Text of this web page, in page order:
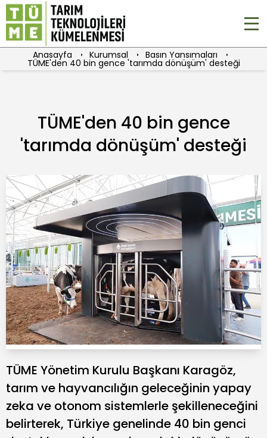
Anasayfa Kurumsal Basın Yansımaları
TÜME'den 40 bin gence 'tarımda dönüşüm' desteği
TÜME'den 40 bin gence
'tarımda dönüşüm' desteği
TÜME Yönetim Kurulu Başkanı Karagöz,
tarım ve hayvancılığın geleceğinin yapay
zeka ve otonom sistemlerle şekilleneceğini
belirterek, Türkiye genelinde 40 bin genci